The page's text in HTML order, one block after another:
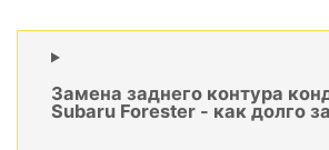
Замена заднего контура
Subaru Forester - как долго